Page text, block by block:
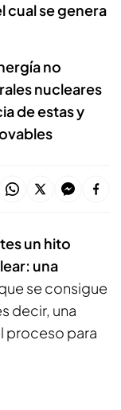
cual se genera
no
nucleares
de estas y
un hito
una
se consigue
decir, una
proceso para